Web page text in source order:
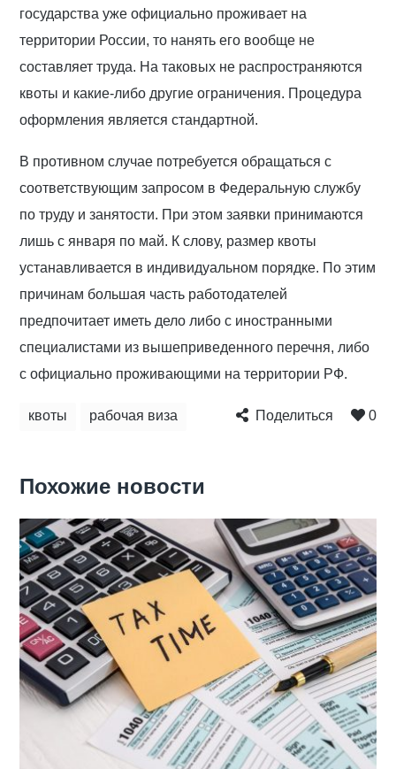
государства уже официально проживает на
территории России, то нанять его вообще не
составляет труда. На таковых не распространяются
квоты и какие-либо другие ограничения. Процедура
оформления является стандартной.
В противном случае потребуется обращаться с
соответствующим запросом в Федеральную службу
по труду и занятости. При этом заявки принимаются
лишь с января по май. К слову, размер квоты
устанавливается в индивидуальном порядке. По этим
причинам большая часть работодателей
предпочитает иметь дело либо с иностранными
специалистами из вышеприведенного перечня, либо
с официально проживающими на территории РФ.
квоты рабочая виза Поделиться 0
Похожие новости